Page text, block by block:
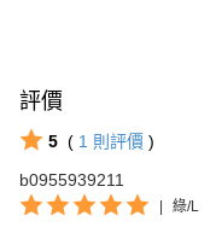
評價
5 ( 1 則評價 )
b0955939211
綠/L